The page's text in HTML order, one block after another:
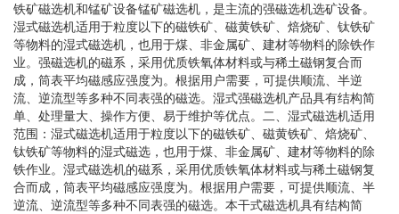
铁矿磁选机和锰矿设备锰矿磁选机，是主流的强磁选机选矿设备。
湿式磁选机适用于粒度以下的磁铁矿、磁黄铁矿、焙烧矿、钛铁矿
等物料的湿式磁选机，也用于煤、非金属矿、建材等物料的除铁作
业。强磁选机的磁系，采用优质铁氧体材料或与稀土磁钢复合而
成，筒表平均磁感应强度为。根据用户需要，可提供顺流、半逆
流、逆流型等多种不同表强的磁选。湿式强磁选机产品具有结构简
单、处理量大、操作方便、易于维护等优点。二、湿式磁选机适用
范围：湿式磁选机适用于粒度以下的磁铁矿、磁黄铁矿、焙烧矿、
钛铁矿等物料的湿式磁选，也用于煤、非金属矿、建材等物料的除
铁作业。湿式磁选机的磁系，采用优质铁氧体材料或与稀土磁钢复
合而成，筒表平均磁感应强度为。根据用户需要，可提供顺流、半
逆流、逆流型等多种不同表强的磁选。本干式磁选机具有结构简